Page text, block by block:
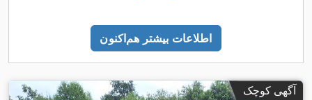
اطلاعات بیشتر هم‌اکنون
آگهی کوچک